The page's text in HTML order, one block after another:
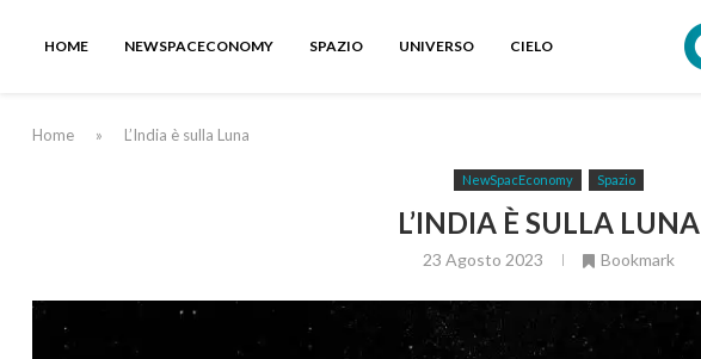
HOME NEWSPACECONOMY SPAZIO UNIVERSO CIELO
Home » L’India è sulla Luna
NewSpacEconomy Spazio
L’INDIA È SULLA LUNA
23 Agosto 2023 Bookmark